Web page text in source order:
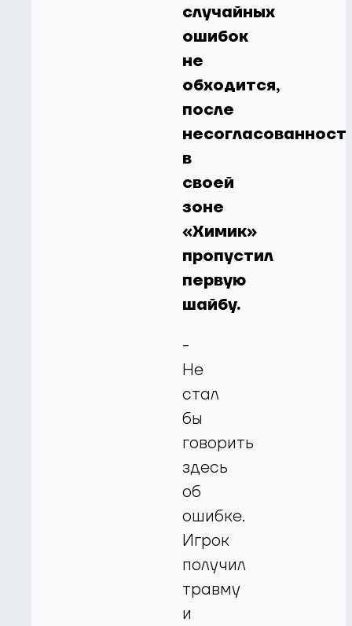
случайных
ошибок
не
обходится,
после
в
своей
зоне
«Химик»
пропустил
первую
шайбу.
-
Не
стал
бы
говорить
здесь
об
ошибке.
Игрок
получил
травму
и